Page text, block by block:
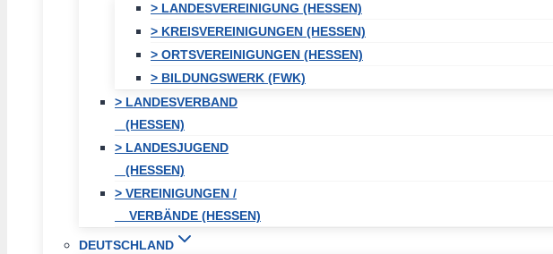
> LANDESVEREINIGUNG (HESSEN)
> KREISVEREINIGUNGEN (HESSEN)
> ORTSVEREINIGUNGEN (HESSEN)
> BILDUNGSWERK (FWK)
> LANDESVERBAND
(HESSEN)
> LANDESJUGEND
(HESSEN)
> VEREINIGUNGEN /
VERBÄNDE (HESSEN)
DEUTSCHLAND